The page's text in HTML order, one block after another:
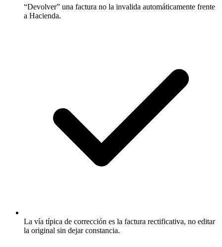
“Devolver” una factura no la invalida automáticamente frente
a Hacienda.
La vía típica de corrección es la factura rectificativa, no editar
la original sin dejar constancia.